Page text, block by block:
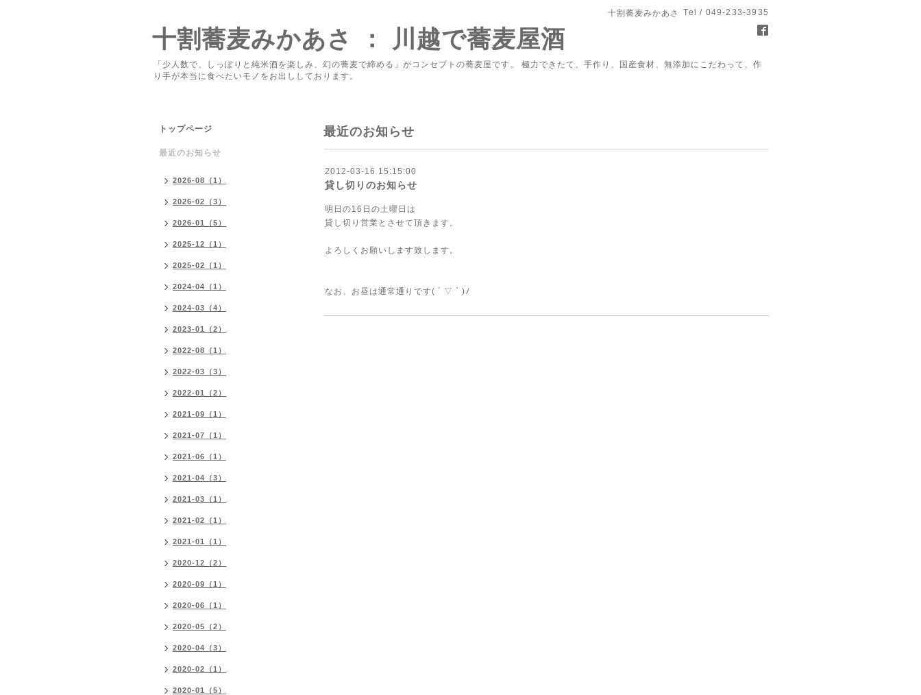
十割蕎麦みかあさ Tel / 049-233-3935
十割蕎麦みかあさ ： 川越で蕎麦屋酒
「少人数で、しっぽりと純米酒を楽しみ、幻の蕎麦で締める」がコンセプトの蕎麦屋です。 極力できたて、手作り、国産食材、無添加にこだわって、作
り手が本当に食べたいモノをお出ししております。
最近のお知らせ
2012-03-16 15:15:00
貸し切りのお知らせ
明日の16日の土曜日は
貸し切り営業とさせて頂きます。
よろしくお願いします致します。
なお、お昼は通常通りです( ´ ▽ ` )ﾉ
トップページ
最近のお知らせ
2026-08（1）
2026-02（3）
2026-01（5）
2025-12（1）
2025-02（1）
2024-04（1）
2024-03（4）
2023-01（2）
2022-08（1）
2022-03（3）
2022-01（2）
2021-09（1）
2021-07（1）
2021-06（1）
2021-04（3）
2021-03（1）
2021-02（1）
2021-01（1）
2020-12（2）
2020-09（1）
2020-06（1）
2020-05（2）
2020-04（3）
2020-02（1）
2020-01（5）